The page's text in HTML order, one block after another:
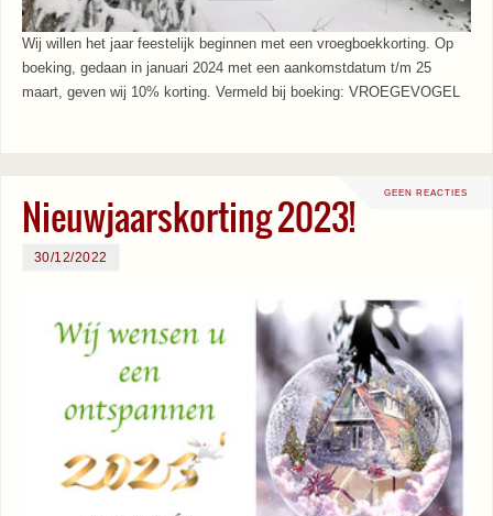
Wij willen het jaar feestelijk beginnen met een vroegboekkorting. Op
boeking, gedaan in januari 2024 met een aankomstdatum t/m 25
maart, geven wij 10% korting. Vermeld bij boeking: VROEGEVOGEL
GEEN REACTIES
Nieuwjaarskorting 2023!
30/12/2022